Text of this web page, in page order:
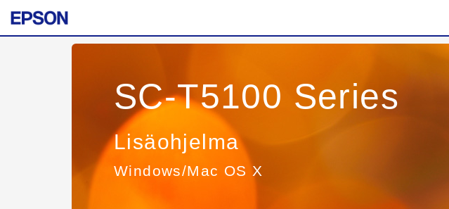
SC-T5100 Series
Lisäohjelma
Windows/Mac OS X